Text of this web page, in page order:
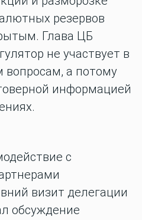
резервов
Глава ЦБ
не участвует в
вопросам, а потому
информацией
с
визит делегации
обсуждение